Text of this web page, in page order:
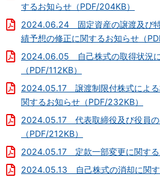
するお知らせ（PDF/204KB）
2024.06.24 固定資産の譲渡及び
績予想の修正に関するお知らせ（
2024.06.05 自己株式の取得状況
（PDF/112KB）
2024.05.17 譲渡制限付株式による
関するお知らせ（PDF/232KB）
2024.05.17 代表取締役及び役員の
（PDF/212KB）
2024.05.17 定款一部変更に関する
2024.05.13 自己株式の消却に関